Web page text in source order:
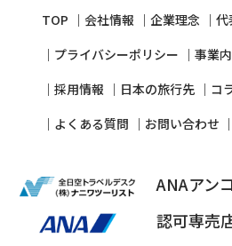
TOP 会社情報 企業理念
代
プライバシーポリシー
事業
採⽤情報
⽇本の旅⾏先 コ
よくある質問
お問い合わせ
ANAアン
認可専売